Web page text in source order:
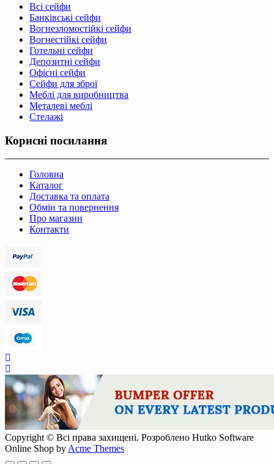
Всі сейфи
Банківські сейфи
Вогнезломостійкі сейфи
Вогнестійкі сейфи
Готельні сейфи
Депозитні сейфи
Офісні сейфи
Сейфи для зброї
Меблі для виробництва
Металеві меблі
Стелажі
Корисні посилання
Головна
Каталог
Доставка та оплата
Обмін та повернення
Про магазин
Контакти
Copyright © Всі права захищені. Розроблено Hutko Software
Online Shop by Acme Themes
Scroll